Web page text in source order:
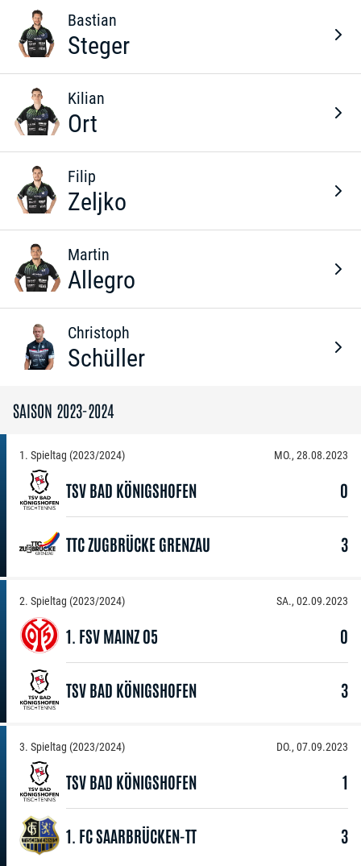
Bastian
Steger
Kilian
Ort
Filip
Zeljko
Martin
Allegro
Christoph
Schüller
SAISON 2023-2024
1. Spieltag (2023/2024) MO., 28.08.2023
TSV BAD KÖNIGSHOFEN 0
TTC ZUGBRÜCKE GRENZAU 3
2. Spieltag (2023/2024) SA., 02.09.2023
1. FSV MAINZ 05 0
TSV BAD KÖNIGSHOFEN 3
3. Spieltag (2023/2024) DO., 07.09.2023
TSV BAD KÖNIGSHOFEN 1
1. FC SAARBRÜCKEN-TT 3